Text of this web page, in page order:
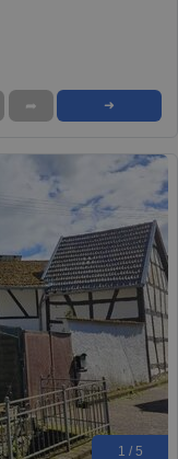
➦ ➜
1 / 5